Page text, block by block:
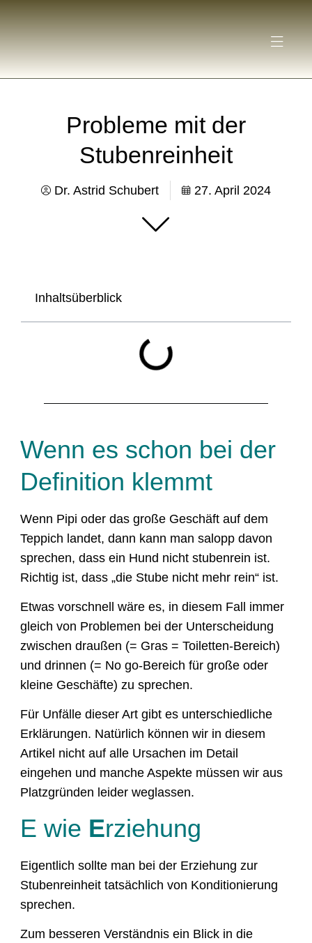
Probleme mit der
Stubenreinheit
Dr. Astrid Schubert 27. April 2024
Inhaltsüberblick
Wenn es schon bei der
Definition klemmt
Wenn Pipi oder das große Geschäft auf dem
Teppich landet, dann kann man salopp davon
sprechen, dass ein Hund nicht stubenrein ist.
Richtig ist, dass „die Stube nicht mehr rein“ ist.
Etwas vorschnell wäre es, in diesem Fall immer
gleich von Problemen bei der Unterscheidung
zwischen draußen (= Gras = Toiletten-Bereich)
und drinnen (= No go-Bereich für große oder
kleine Geschäfte) zu sprechen.
Für Unfälle dieser Art gibt es unterschiedliche
Erklärungen. Natürlich können wir in diesem
Artikel nicht auf alle Ursachen im Detail
eingehen und manche Aspekte müssen wir aus
Platzgründen leider weglassen.
E wie Erziehung
Eigentlich sollte man bei der Erziehung zur
Stubenreinheit tatsächlich von Konditionierung
sprechen.
Zum besseren Verständnis ein Blick in die